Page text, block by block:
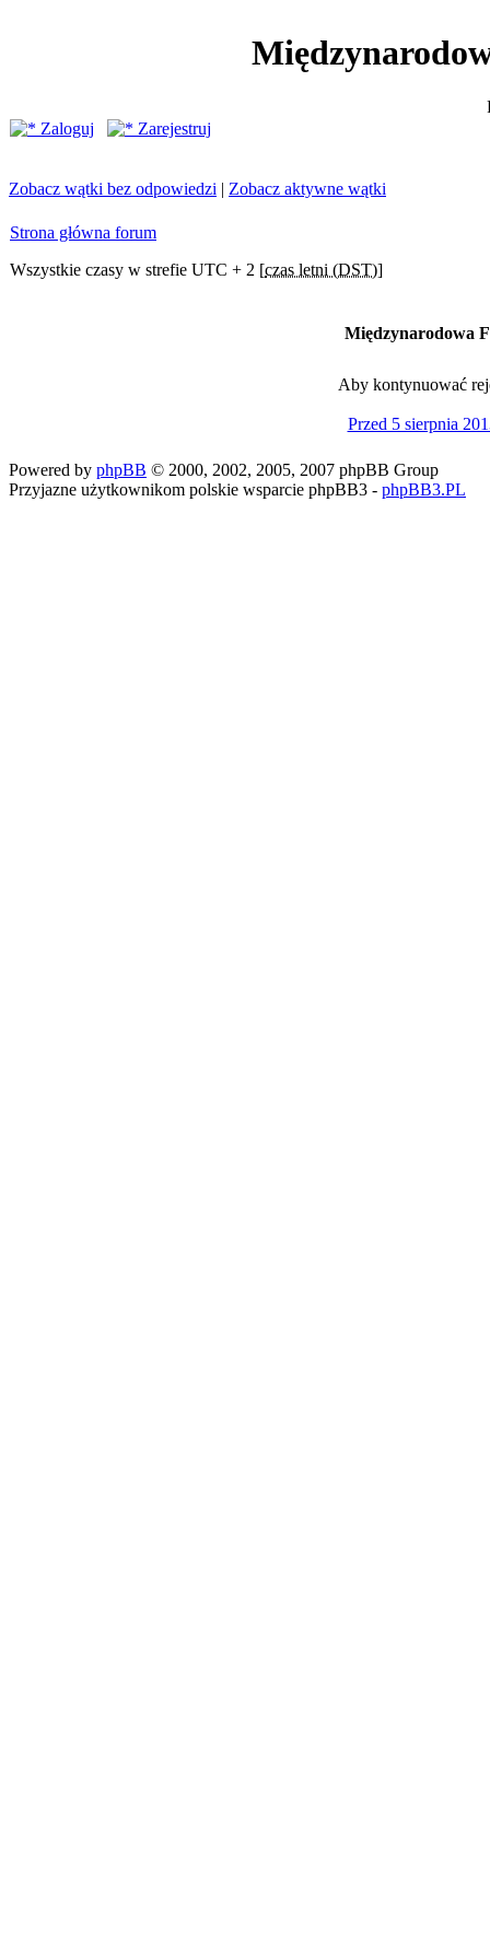
Zaloguj
Zarejestruj
Zobacz wątki bez odpowiedzi | Zobacz aktywne wątki
Strona główna forum
Wszystkie czasy w strefie UTC + 2 [czas letni (DST)]
Międzynarodowa
Aby kontynuować
Przed 5 sierpnia
Powered by phpBB © 2000, 2002, 2005, 2007 phpBB Group
Przyjazne użytkownikom polskie wsparcie phpBB3 - phpBB3.PL